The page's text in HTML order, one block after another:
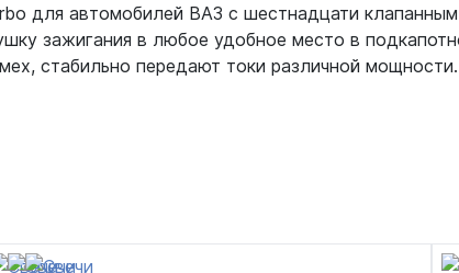
для автомобилей ВАЗ с шестнадцати
зажигания в любое удобное место в
стабильно передают токи различной